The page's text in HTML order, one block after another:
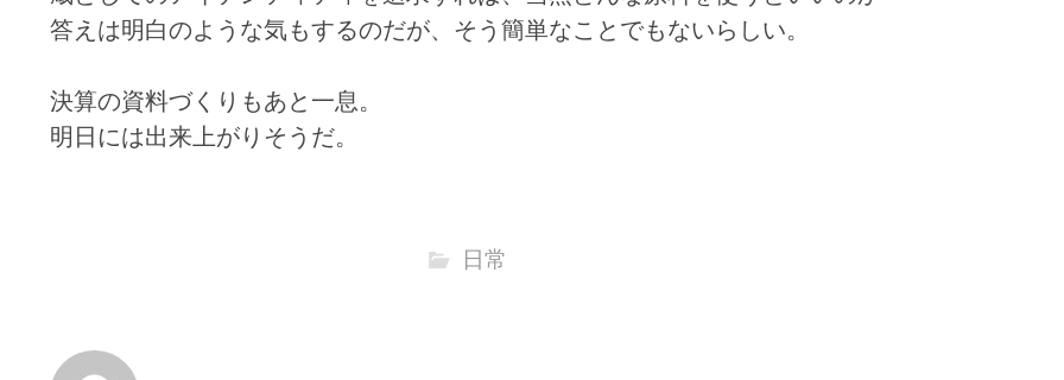
答えは明白のような気もするのだが、そう簡単なことでもないらしい。
決算の資料づくりもあと一息。
明日には出来上がりそうだ。
日常